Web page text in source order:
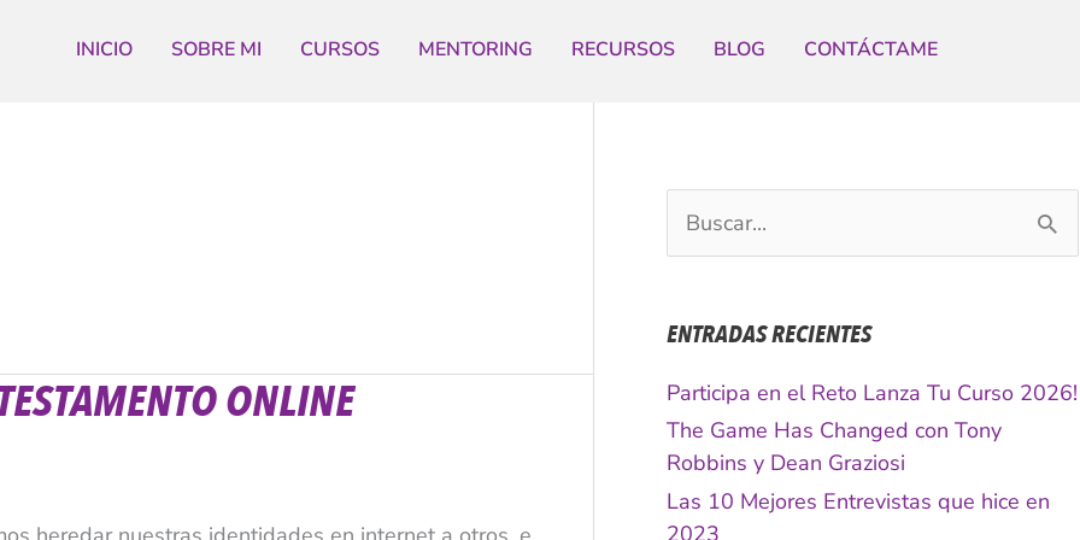
INICIO SOBRE MI CURSOS MENTORING RECURSOS BLOG CONTÁCTAME
ONLINE
u
c
r
p
o
:
ENTRADAS RECIENTES
Participa en el Reto Lanza Tu Curso 2026!
The Game Has Changed con Tony
Robbins y Dean Graziosi
Las 10 Mejores Entrevistas que hice en
2023